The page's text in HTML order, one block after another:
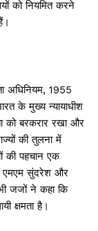
को नियमित करने
अधिनियम, 1955
के मुख्य न्यायाधीश
को बरकरार रखा और
की तुलना में
की पहचान एक
एमएम सुंदरेश और
जजों ने कहा कि
क्षमता है।